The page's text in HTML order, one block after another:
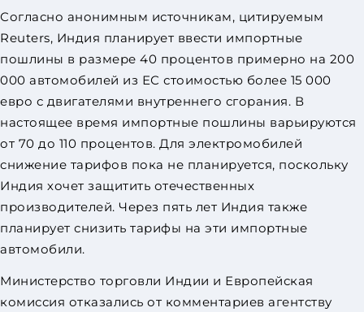
Согласно анонимным источникам, цитируемым
Reuters, Индия планирует ввести импортные
пошлины в размере 40 процентов примерно на 200
000 автомобилей из ЕС стоимостью более 15 000
евро с двигателями внутреннего сгорания. В
настоящее время импортные пошлины варьируются
от 70 до 110 процентов. Для электромобилей
снижение тарифов пока не планируется, поскольку
Индия хочет защитить отечественных
производителей. Через пять лет Индия также
планирует снизить тарифы на эти импортные
автомобили.
Министерство торговли Индии и Европейская
комиссия отказались от комментариев агентству